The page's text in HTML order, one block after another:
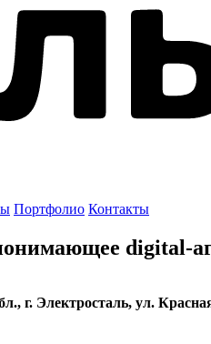
Портфолио Контакты
digital-
, г. Электросталь, ул.